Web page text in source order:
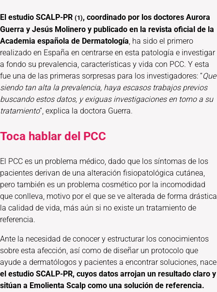
El estudio SCALP-PR (1), coordinado por los doctores Aurora
Guerra y Jesús Molinero y publicado en la revista oficial de la
Academia española de Dermatología, ha sido el primero
realizado en España en centrarse en esta patología e investigar
a fondo su prevalencia, características y vida con PCC. Y esta
fue una de las primeras sorpresas para los investigadores: “Que
siendo tan alta la prevalencia, haya escasos trabajos previos
buscando estos datos, y exiguas investigaciones en torno a su
tratamiento”, explica la doctora Guerra.
Toca hablar del PCC
El PCC es un problema médico, dado que los síntomas de los
pacientes derivan de una alteración fisiopatológica cutánea,
pero también es un problema cosmético por la incomodidad
que conlleva, motivo por el que se ve alterada de forma drástica
la calidad de vida, más aún si no existe un tratamiento de
referencia.
Ante la necesidad de conocer y estructurar los conocimientos
sobre esta afección, así como de diseñar un protocolo que
ayude a dermatólogos y pacientes a encontrar soluciones, nace
el estudio SCALP-PR, cuyos datos arrojan un resultado claro y
sitúan a Emolienta Scalp como una solución de referencia.